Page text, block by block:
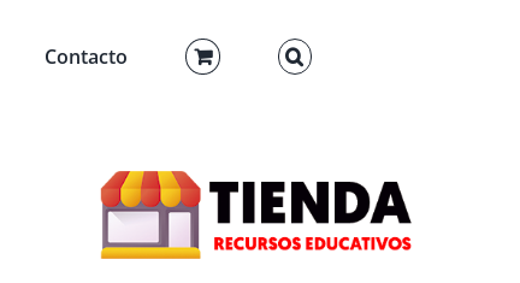
Contacto